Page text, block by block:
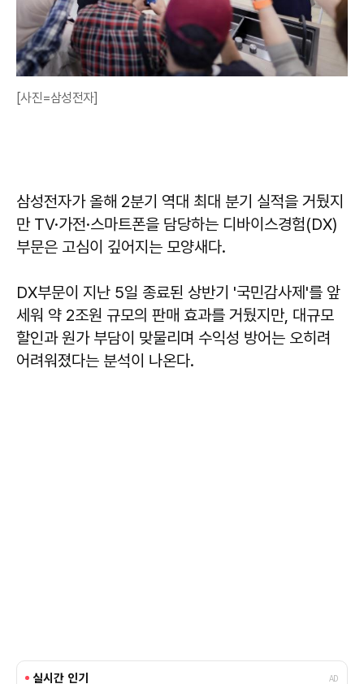
[사진=삼성전자]
삼성전자가 올해 2분기 역대 최대 분기 실적을 거뒀지
만 TV·가전·스마트폰을 담당하는 디바이스경험(DX)
부문은 고심이 깊어지는 모양새다.
DX부문이 지난 5일 종료된 상반기 '국민감사제'를 앞
세워 약 2조원 규모의 판매 효과를 거뒀지만, 대규모
할인과 원가 부담이 맞물리며 수익성 방어는 오히려
어려워졌다는 분석이 나온다.